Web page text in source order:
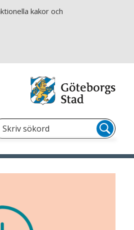
kakor och